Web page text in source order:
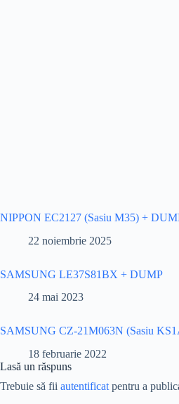
NIPPON EC2127 (Sasiu M35) +
22 noiembrie 2025
SAMSUNG LE37S81BX + DUMP
24 mai 2023
SAMSUNG CZ-21M063N (Sasiu
18 februarie 2022
Lasă un răspuns
Trebuie să fii autentificat pentru a